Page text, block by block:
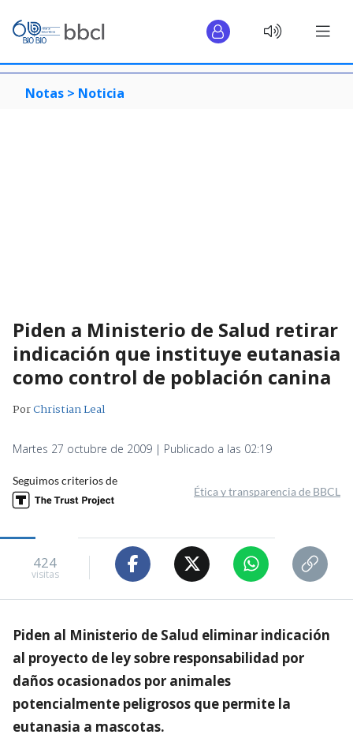
Notas > Noticia
Piden a Ministerio de Salud retirar
indicación que instituye eutanasia
como control de población canina
PorChristian Leal
Martes 27 octubre de 2009 | Publicado a las 02:19
Seguimos criterios de
Ética y transparencia de BBCL
424
visitas
Piden al Ministerio de Salud eliminar indicación
al proyecto de ley sobre responsabilidad por
daños ocasionados por animales
potencialmente peligrosos que permite la
eutanasia a mascotas.